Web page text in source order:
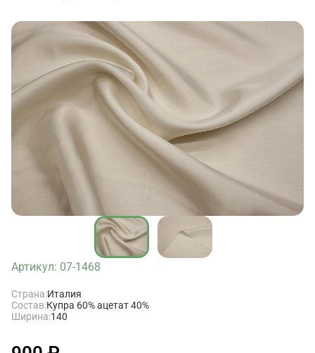
Артикул: 07-1468
Страна:Италия
Состав:Купра 60% ацетат 40%
Ширина:140